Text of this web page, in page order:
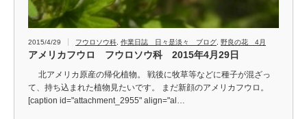
2015/4/29 フウロソウ科 作業日誌 日々是淡々 ブログ 野良の花 4月
アメリカフウロ フウロソウ科 2015年4月29日
北アメリカ原産の帰化植物。 戦後に牧草等などに種子が混ざっ
て、持ち込まれた植物見たいです。 まだ新顔のアメリカフウロ。
[caption id="attachment_2955" align="al…